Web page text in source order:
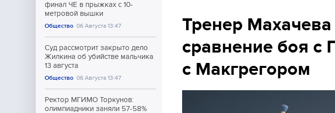
Общество
Экономика
Культура
Спорт
финал ЧЕ в прыжках с 10-
метровой вышки
Общество 06 Августа 13:47
Суд рассмотрит закрыто дело
Жилкина об убийстве мальчика
13 августа
Общество 06 Августа 13:47
Ректор МГИМО Торкунов:
олимпиадники заняли 57-58%
Тренер Махачева
сравнение боя с
с Макгрегором